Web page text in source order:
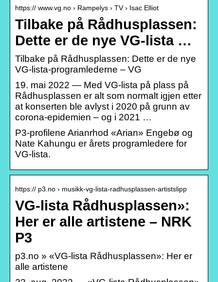
https:// www.vg.no › Rampelys › TV › Isac Elliot
Tilbake på Rådhusplassen:
Dette er de nye VG-lista …
Tilbake på Rådhusplassen: Dette er de nye
VG-lista-programlederne – VG
19. mai 2022 — Med VG-lista på plass på
Rådhusplassen er alt som normalt igjen etter
at konserten ble avlyst i 2020 på grunn av
corona-epidemien – og i 2021 …
P3-profilene Arianrhod «Arian» Engebø og
Nate Kahungu er årets programledere for
VG-lista.
https:// p3.no › musikk-vg-lista-radhusplassen-artistslipp
VG-lista Rådhusplassen»:
Her er alle artistene – NRK
P3
p3.no » «VG-lista Rådhusplassen»: Her er
alle artistene